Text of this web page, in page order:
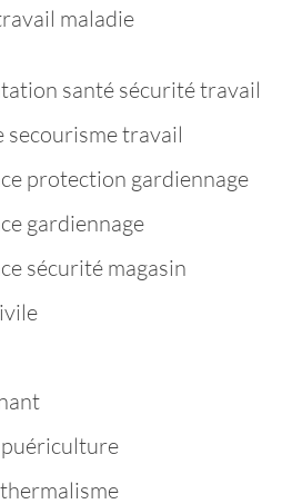
maladie
santé sécurité travail
secourisme travail
protection gardiennage
gardiennage
sécurité magasin